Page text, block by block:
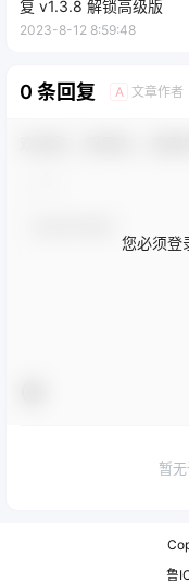
复 v1.3.8 解锁高级版
2023-8-12 8:59:48
0 条回复 A 文章作者
您必须登
暂
鲁